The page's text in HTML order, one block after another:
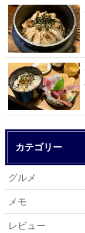
カテゴリー
グルメ
メモ
レビュー